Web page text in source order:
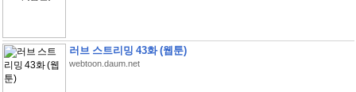
러브 스트리밍 43화 (웹툰)
webtoon.daum.net